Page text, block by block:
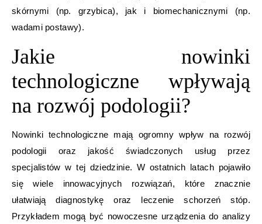
skórnymi (np. grzybica), jak i biomechanicznymi (np.
wadami postawy).
Jakie nowinki
technologiczne wpływają
na rozwój podologii?
Nowinki technologiczne mają ogromny wpływ na rozwój
podologii oraz jakość świadczonych usług przez
specjalistów w tej dziedzinie. W ostatnich latach pojawiło
się wiele innowacyjnych rozwiązań, które znacznie
ułatwiają diagnostykę oraz leczenie schorzeń stóp.
Przykładem mogą być nowoczesne urządzenia do analizy